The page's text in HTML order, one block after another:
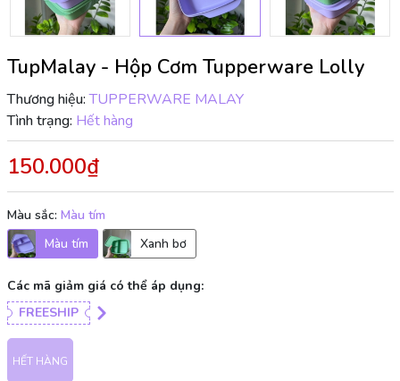
TupMalay - Hộp Cơm Tupperware Lolly
Thương hiệu: TUPPERWARE MALAY
Tình trạng: Hết hàng
150.000₫
Màu sắc: Màu tím
Màu tím
Xanh bơ
Các mã giảm giá có thể áp dụng:
FREESHIP
HẾT HÀNG